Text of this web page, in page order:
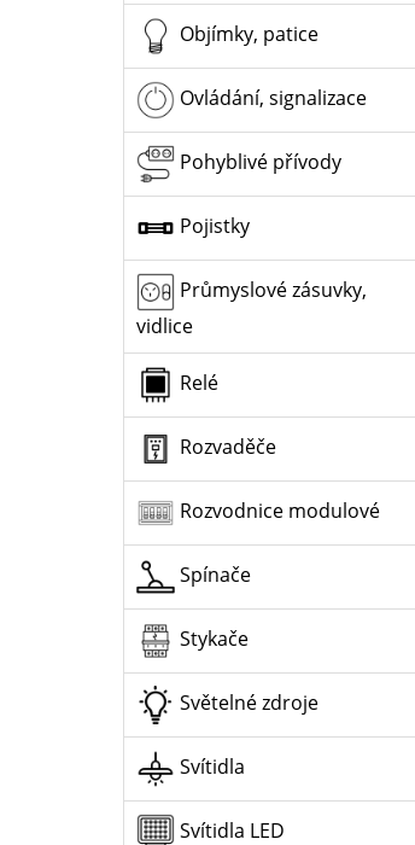
Objímky, patice
Ovládání, signalizace
Pohyblivé přívody
Pojistky
Průmyslové zásuvky,
vidlice
Relé
Rozvaděče
Rozvodnice modulové
Spínače
Stykače
Světelné zdroje
Svítidla
Svítidla LED